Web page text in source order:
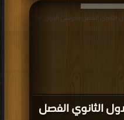
الثانوي الفصل